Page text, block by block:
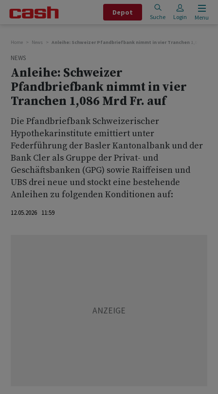
Depot
Suche Login Menu
Home News Anleihe: Schweizer Pfandbriefbank nimmt in vier Tranchen 1,086 Mrd
NEWS
Anleihe: Schweizer
Pfandbriefbank nimmt in vier
Tranchen 1,086 Mrd Fr. auf
Die Pfandbriefbank Schweizerischer
Hypothekarinstitute emittiert unter
Federführung der Basler Kantonalbank und der
Bank Cler als Gruppe der Privat- und
Geschäftsbanken (GPG) sowie Raiffeisen und
UBS drei neue und stockt eine bestehende
Anleihen zu folgenden Konditionen auf:
12.05.2026 11:59